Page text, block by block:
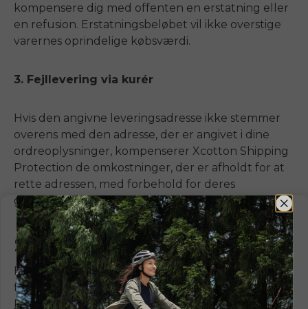
kompensere dig med offenten en erstatning eller
en refusion. Erstatningsbeløbet vil ikke overstige
varernes oprindelige købsværdi.
3. Fejllevering via kurér
Hvis den angivne leveringsadresse ikke stemmer
overens med den adresse, der er angivet i dine
ordreoplysninger, kompenserer Xcotton Shipping
Protection de omkostninger, der er afholdt for at
rette adressen, med forbehold for deres
godkendelse.
Sådan indgiver du et krav
Hvis dine pakker er mistet, beskadiget eller
fejlleveret, bedes du besøgeoffofficielXcotton
Resolution Centerpå deres hjemmeside for at